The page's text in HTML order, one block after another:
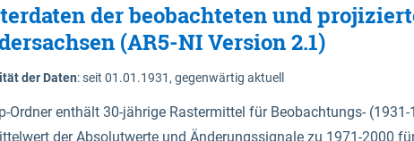
der beobachteten und
(AR5-NI Version 2.1)
der Daten:seit 01.01.1931, gegenwärtig aktuell
Ordner enthält 30-jährige Rastermittel für Beobachtungs-
der Absolutwerte und Änderungssignale zu 1971-2000